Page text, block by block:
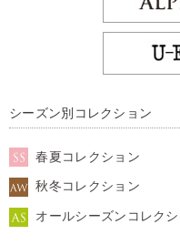
シーズン別コレクション
春夏コレクション
秋冬コレクション
オールシーズンコレク